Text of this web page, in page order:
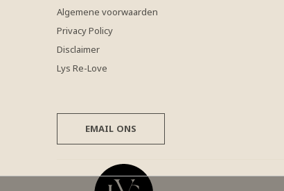
Algemene voorwaarden
Privacy Policy
Disclaimer
Lys Re-Love
EMAIL ONS